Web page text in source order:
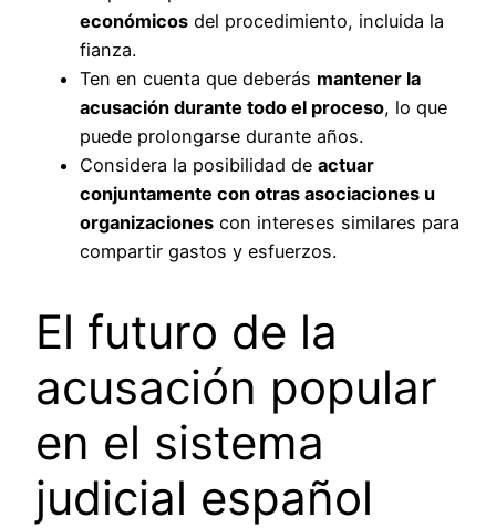
económicos del procedimiento, incluida la
fianza.
Ten en cuenta que deberás mantener la
acusación durante todo el proceso, lo que
puede prolongarse durante años.
Considera la posibilidad de actuar
conjuntamente con otras asociaciones u
organizaciones con intereses similares para
compartir gastos y esfuerzos.
El futuro de la
acusación popular
en el sistema
judicial español